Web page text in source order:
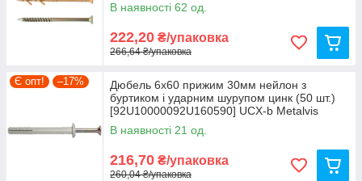
В наявності 62 од.
222,20 ₴/упаковка
266,64 ₴/упаковка
Є опт! –17%
Дюбель 6х60 прижим 30мм нейлон з
буртиком і ударним шурупом цинк (50 шт.)
[92U10000092U160590] UCX-b Metalvis
В наявності 21 од.
216,70 ₴/упаковка
260,04 ₴/упаковка